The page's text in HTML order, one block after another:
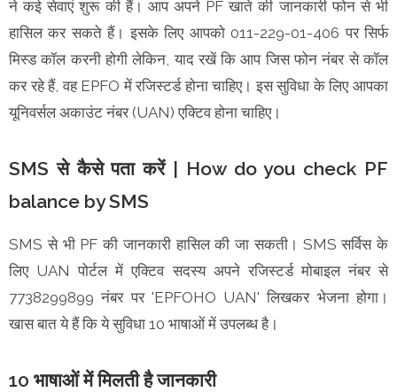
ने कई सेवाएं शुरू की हैं। आप अपने PF खाते की जानकारी फोन से भी
हासिल कर सकते हैं। इसके लिए आपको 011-229-01-406 पर सिर्फ
मिस्ड कॉल करनी होगी लेकिन, याद रखें कि आप जिस फोन नंबर से कॉल
कर रहे हैं, वह EPFO में रजिस्टर्ड होना चाहिए। इस सुविधा के लिए आपका
यूनिवर्सल अकाउंट नंबर (UAN) एक्टिव होना चाहिए।
SMS से कैसे पता करें | How do you check PF
balance by SMS
SMS से भी PF की जानकारी हासिल की जा सकती। SMS सर्विस के
लिए UAN पोर्टल में एक्टिव सदस्य अपने रजिस्टर्ड मोबाइल नंबर से
7738299899 नंबर पर 'EPFOHO UAN' लिखकर भेजना होगा।
खास बात ये हैं कि ये सुविधा 10 भाषाओं में उपलब्ध है।
10 भाषाओं में मिलती है जानकारी